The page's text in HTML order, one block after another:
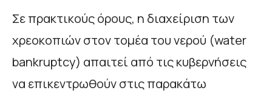
Σε πρακτικούς όρους, η διαχείριση των
χρεοκοπιών στον τομέα του νερού (water
bankruptcy) απαιτεί από τις κυβερνήσεις
να επικεντρωθούν στις παρακάτω